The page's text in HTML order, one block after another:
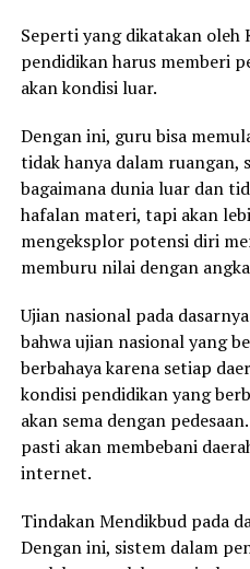
Seperti yang dikatakan oleh
pendidikan harus memberi
akan kondisi luar.
Dengan ini, guru bisa
tidak hanya dalam ruangan,
bagaimana dunia luar dan
hafalan materi, tapi akan
mengeksplor potensi diri
memburu nilai dengan
Ujian nasional pada
bahwa ujian nasional yang
berbahaya karena setiap
kondisi pendidikan yang
akan sema dengan
pasti akan membebani
internet.
Tindakan Mendikbud pada
Dengan ini, sistem dalam